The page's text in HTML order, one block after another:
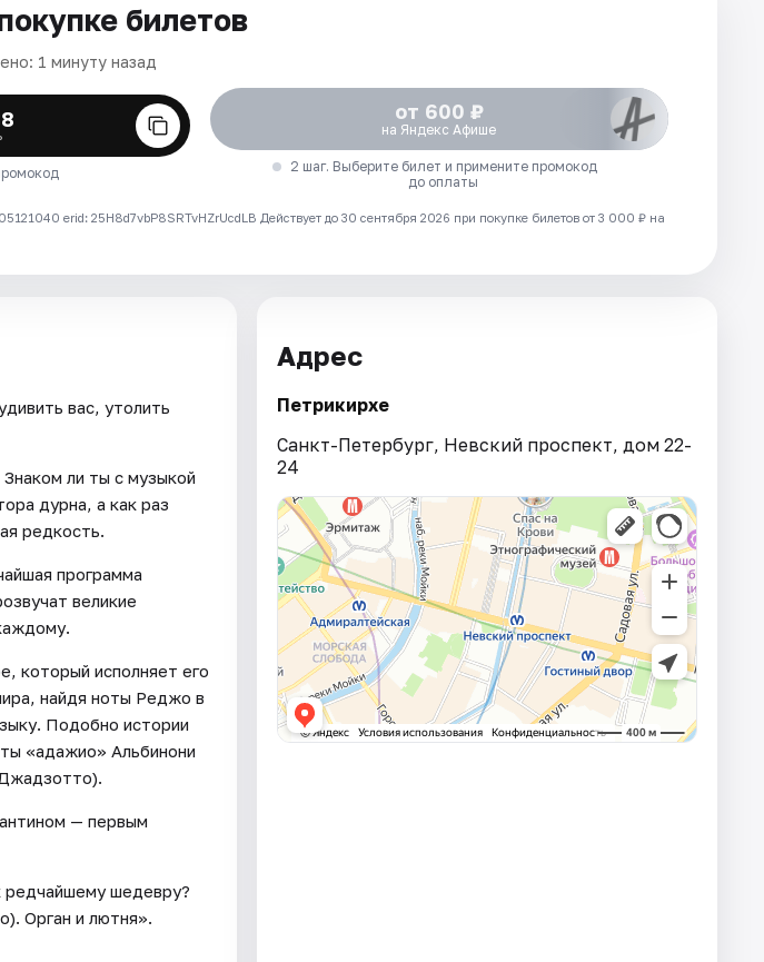
билетов
1 минуту назад
от 600 ₽
на Яндекс Афише
2 шаг. Выберите билет и примените промокод
до оплаты
erid: 25H8d7vbP8SRTvHZrUcdLB Действует до 30 сентября 2026 при покупке билетов от 3 000 ₽ на
вас, утолить
ли ты с музыкой
дурна, а как раз
редкость.
программа
великие
который исполняет его
найдя ноты Реджо в
Подобно истории
«адажио» Альбинони
— первым
редчайшему шедевру?
Орган и лютня».
Адрес
Петрикирхе
Санкт-Петербург, Невский проспект, дом 22-
24